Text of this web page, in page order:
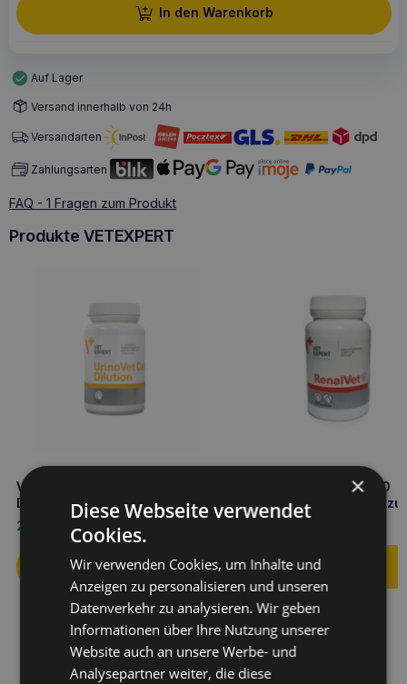
In den Warenkorb
Auf Lager
Versand innerhalb von 24h
Versandarten
Zahlungsarten
FAQ - 1 Fragen zum Produkt
Produkte VETEXPERT
VET EXPERT Urinovet Cat
Dilution 45 Kapseln Harnwege
20,10
VET EXPERT Renalvet 60
Kapseln
für Hunde und Katzen
×
Diese Webseite verwendet
Cookies.
Wir verwenden Cookies, um Inhalte und
Anzeigen zu personalisieren und unseren
Datenverkehr zu analysieren. Wir geben
Informationen über Ihre Nutzung unserer
Website auch an unsere Werbe- und
Analysepartner weiter, die diese